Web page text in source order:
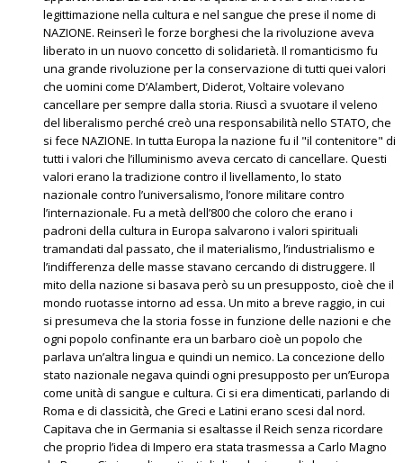
legittimazione nella cultura e nel sangue che prese il nome di
NAZIONE. Reinserì le forze borghesi che la rivoluzione aveva
liberato in un nuovo concetto di solidarietà. Il romanticismo fu
una grande rivoluzione per la conservazione di tutti quei valori
che uomini come D’Alambert, Diderot, Voltaire volevano
cancellare per sempre dalla storia. Riuscì a svuotare il veleno
del liberalismo perché creò una responsabilità nello STATO, che
si fece NAZIONE. In tutta Europa la nazione fu il "il contenitore" di
tutti i valori che l’illuminismo aveva cercato di cancellare. Questi
valori erano la tradizione contro il livellamento, lo stato
nazionale contro l’universalismo, l’onore militare contro
l’internazionale. Fu a metà dell’800 che coloro che erano i
padroni della cultura in Europa salvarono i valori spirituali
tramandati dal passato, che il materialismo, l’industrialismo e
l’indifferenza delle masse stavano cercando di distruggere. Il
mito della nazione si basava però su un presupposto, cioè che il
mondo ruotasse intorno ad essa. Un mito a breve raggio, in cui
si presumeva che la storia fosse in funzione delle nazioni e che
ogni popolo confinante era un barbaro cioè un popolo che
parlava un’altra lingua e quindi un nemico. La concezione dello
stato nazionale negava quindi ogni presupposto per un’Europa
come unità di sangue e cultura. Ci si era dimenticati, parlando di
Roma e di classicità, che Greci e Latini erano scesi dal nord.
Capitava che in Germania si esaltasse il Reich senza ricordare
che proprio l’idea di Impero era stata trasmessa a Carlo Magno